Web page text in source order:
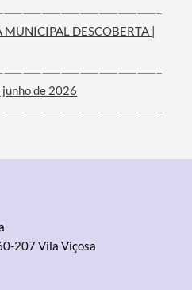
MUNICIPAL DESCOBERTA |
de 2026
207 Vila Viçosa